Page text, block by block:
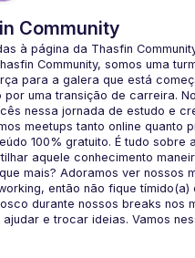
Community
à página da Thasfin
Community, somos uma
para a galera que está
por uma transição de carreira.
nessa jornada de estudo e
meetups tanto online quanto
100% gratuito. É tudo sobre
aquele conhecimento
mais? Adoramos ver nossos
, então não fique tímido(a)
durante nossos breaks nos
ajudar e trocar ideias. Vamos